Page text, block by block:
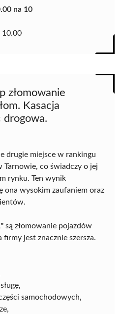
na 10
10.00
złomowanie
Kasacja
drogowa.
drugie miejsce w rankingu
co świadczy o jej
rynku. Ten wynik
ona wysokim zaufaniem oraz
są złomowanie pojazdów
jest znacznie szersza.
samochodowych,